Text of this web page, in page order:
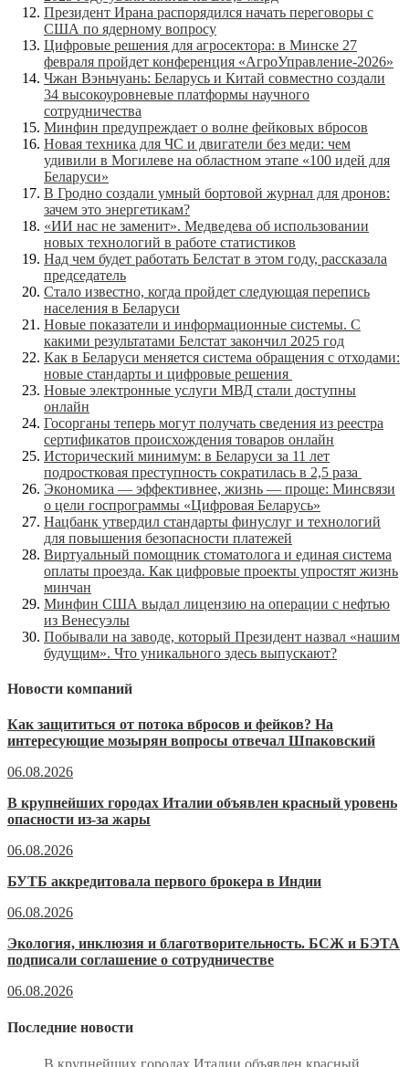
Президент Ирана распорядился начать переговоры с
США по ядерному вопросу
Цифровые решения для агросектора: в Минске 27
февраля пройдет конференция «АгроУправление-2026»
Чжан Вэньчуань: Беларусь и Китай совместно создали
34 высокоуровневые платформы научного
сотрудничества
Минфин предупреждает о волне фейковых вбросов
Новая техника для ЧС и двигатели без меди: чем
удивили в Могилеве на областном этапе «100 идей для
Беларуси»
В Гродно создали умный бортовой журнал для дронов:
зачем это энергетикам?
«ИИ нас не заменит». Медведева об использовании
новых технологий в работе статистиков
Над чем будет работать Белстат в этом году, рассказала
председатель
Стало известно, когда пройдет следующая перепись
населения в Беларуси
Новые показатели и информационные системы. С
какими результатами Белстат закончил 2025 год
Как в Беларуси меняется система обращения с отходами:
новые стандарты и цифровые решения
Новые электронные услуги МВД стали доступны
онлайн
Госорганы теперь могут получать сведения из реестра
сертификатов происхождения товаров онлайн
Исторический минимум: в Беларуси за 11 лет
подростковая преступность сократилась в 2,5 раза
Экономика — эффективнее, жизнь — проще: Минсвязи
о цели госпрограммы «Цифровая Беларусь»
Нацбанк утвердил стандарты финуслуг и технологий
для повышения безопасности платежей
Виртуальный помощник стоматолога и единая система
оплаты проезда. Как цифровые проекты упростят жизнь
минчан
Минфин США выдал лицензию на операции с нефтью
из Венесуэлы
Побывали на заводе, который Президент назвал «нашим
будущим». Что уникального здесь выпускают?
Новости компаний
Как защититься от потока вбросов и фейков? На
интересующие мозырян вопросы отвечал Шпаковский
06.08.2026
В крупнейших городах Италии объявлен красный уровень
опасности из-за жары
06.08.2026
БУТБ аккредитовала первого брокера в Индии
06.08.2026
Экология, инклюзия и благотворительность. БСЖ и БЭТА
подписали соглашение о сотрудничестве
06.08.2026
Последние новости
В крупнейших городах Италии объявлен красный